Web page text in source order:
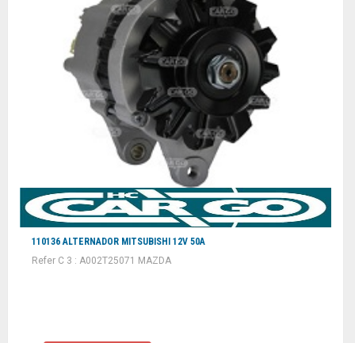
110136 ALTERNADOR MITSUBISHI 12V 50A
Refer C 3 : A002T25071 MAZDA